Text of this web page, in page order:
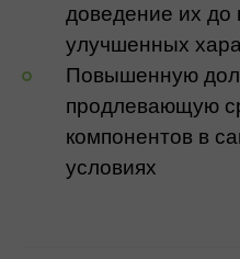
доведение их до
улучшенных
Повышенную
продлевающую
компонентов в
условиях